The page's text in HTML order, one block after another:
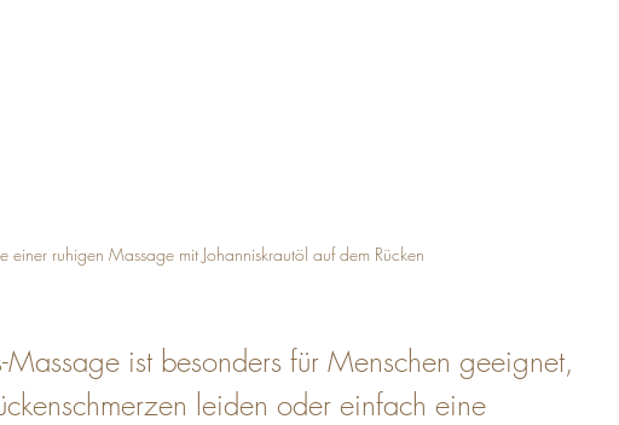
einer ruhigen Massage mit Johanniskrautöl auf dem Rücken
ist besonders für Menschen geeignet,
leiden oder einfach eine